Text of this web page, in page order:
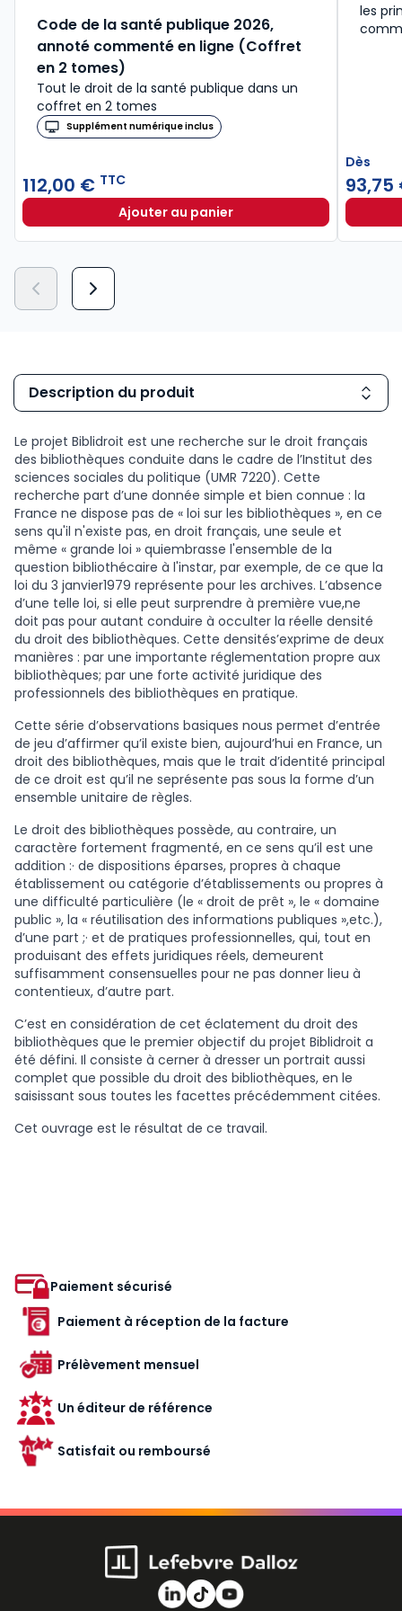
Code de la santé publique 2026,
annoté commenté en ligne (Coffret
en 2 tomes)
Tout le droit de la santé publique dans un
coffret en 2 tomes
Supplément numérique inclus
112,00 € TTC
Ajouter au panierCode de la santé publique 2026,
les
Dès
93,75
Description du produit
Le projet Biblidroit est une recherche sur le droit français
des bibliothèques conduite dans le cadre de l’Institut des
sciences sociales du politique (UMR 7220). Cette
recherche part d’une donnée simple et bien connue : la
France ne dispose pas de « loi sur les bibliothèques », en ce
sens qu'il n'existe pas, en droit français, une seule et
même « grande loi » quiembrasse l'ensemble de la
question bibliothécaire à l'instar, par exemple, de ce que la
loi du 3 janvier1979 représente pour les archives. L’absence
d’une telle loi, si elle peut surprendre à première vue,ne
doit pas pour autant conduire à occulter la réelle densité
du droit des bibliothèques. Cette densités’exprime de deux
manières : par une importante réglementation propre aux
bibliothèques; par une forte activité juridique des
professionnels des bibliothèques en pratique.
Cette série d’observations basiques nous permet d’entrée
de jeu d’affirmer qu’il existe bien, aujourd’hui en France, un
droit des bibliothèques, mais que le trait d’identité principal
de ce droit est qu’il ne seprésente pas sous la forme d’un
ensemble unitaire de règles.
Le droit des bibliothèques possède, au contraire, un
caractère fortement fragmenté, en ce sens qu’il est une
addition :· de dispositions éparses, propres à chaque
établissement ou catégorie d’établissements ou propres à
une difficulté particulière (le « droit de prêt », le « domaine
public », la « réutilisation des informations publiques »,etc.),
d’une part ;· et de pratiques professionnelles, qui, tout en
produisant des effets juridiques réels, demeurent
suffisamment consensuelles pour ne pas donner lieu à
contentieux, d’autre part.
C’est en considération de cet éclatement du droit des
bibliothèques que le premier objectif du projet Biblidroit a
été défini. Il consiste à cerner à dresser un portrait aussi
complet que possible du droit des bibliothèques, en le
saisissant sous toutes les facettes précédemment citées.
Cet ouvrage est le résultat de ce travail.
Paiement sécurisé
Paiement à réception de la facture
Prélèvement mensuel
Un éditeur de référence
Satisfait ou remboursé